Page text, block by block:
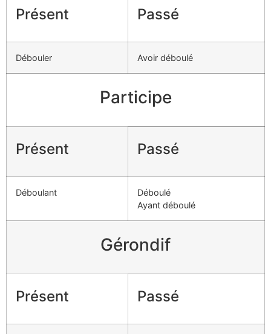
Présent Passé
Débouler Avoir déboulé
Participe
Présent Passé
Déboulant
Déboulé
Ayant déboulé
Gérondif
Présent Passé